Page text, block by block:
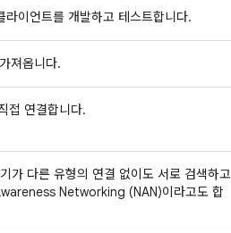
이언트를 개발하고 테스트합니다.
져옵니다.
접 연결합니다.
다른 유형의 연결 없이도 서로 검색하고
Networking (NAN)이라고도 합